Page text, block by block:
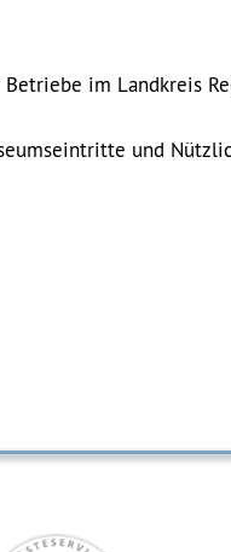
im Landkreis
und